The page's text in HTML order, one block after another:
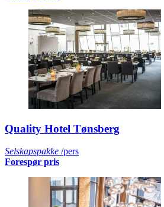
Quality Hotel Tønsberg
Selskapspakke /pers
Forespør pris